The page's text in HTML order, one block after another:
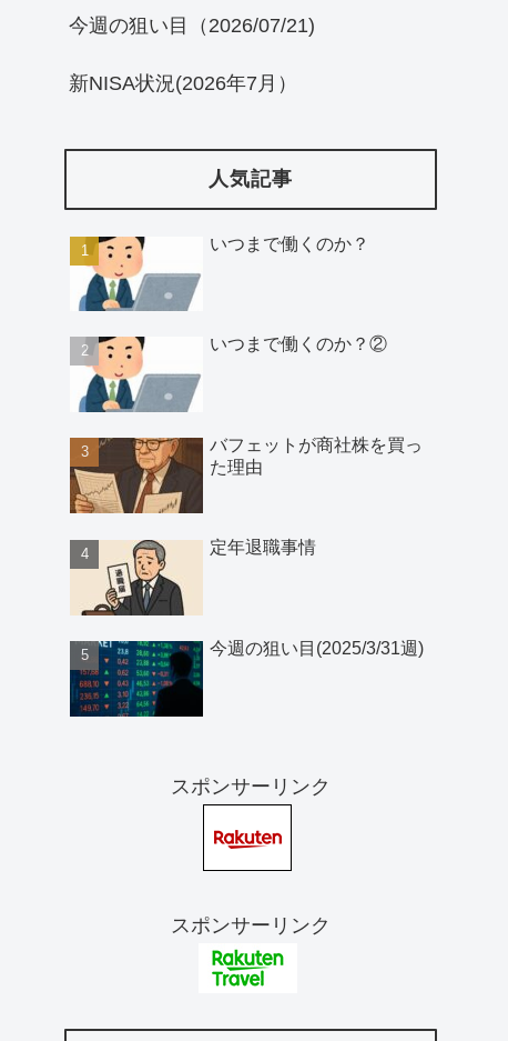
今週の狙い目（2026/07/21)
新NISA状況(2026年7月）
人気記事
いつまで働くのか？
いつまで働くのか？②
バフェットが商社株を買っ
た理由
定年退職事情
今週の狙い目(2025/3/31週)
スポンサーリンク
スポンサーリンク